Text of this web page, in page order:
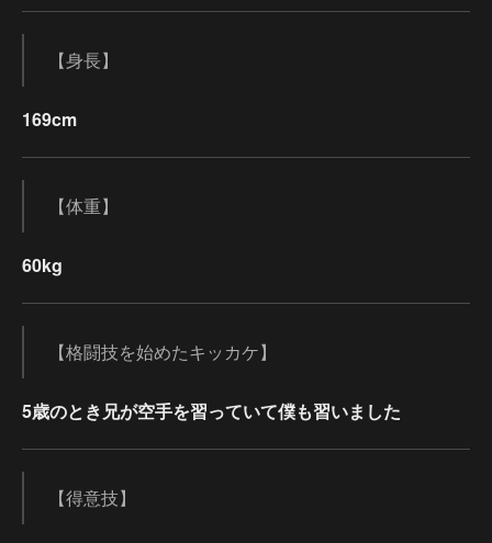
【身長】
169cm
【体重】
60kg
【格闘技を始めたキッカケ】
5歳のとき兄が空手を習っていて僕も習いました
【得意技】